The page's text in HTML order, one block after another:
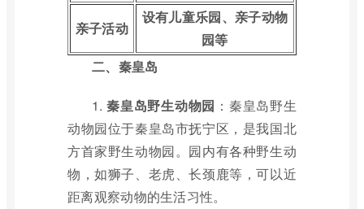
亲子活动
设有儿童乐园、亲子动物
园等
二、秦皇岛
1.秦皇岛野生动物园 ：秦皇岛野生
动物园位于秦皇岛市抚宁区，是我国北
方首家野生动物园。园内有各种野生动
物，如狮子、老虎、长颈鹿等，可以近
距离观察动物的生活习性。